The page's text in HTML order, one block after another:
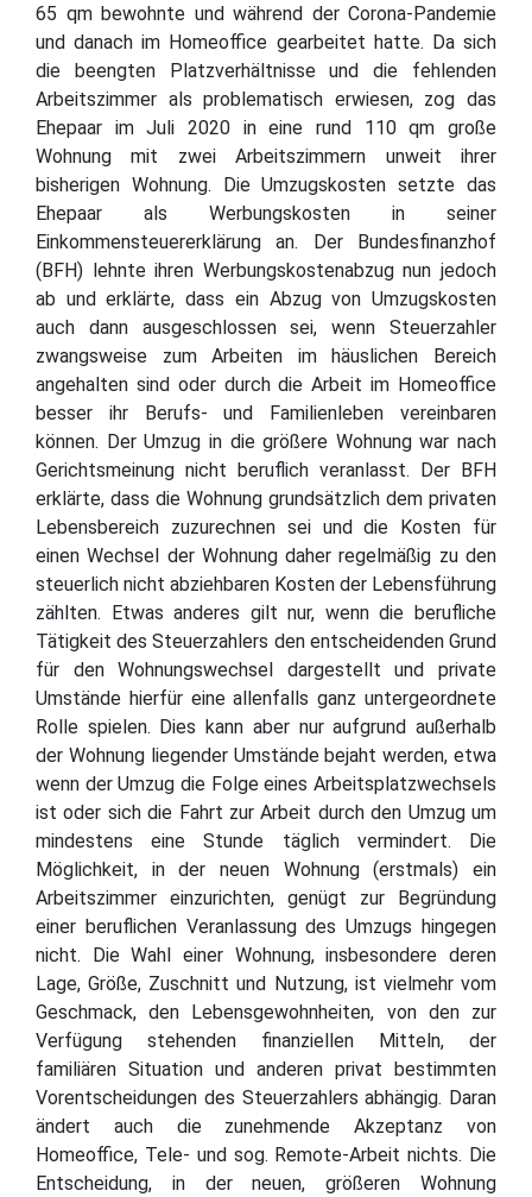
65 qm bewohnte und während der Corona-Pandemie
und danach im Homeoffice gearbeitet hatte. Da sich
die beengten Platzverhältnisse und die fehlenden
Arbeitszimmer als problematisch erwiesen, zog das
Ehepaar im Juli 2020 in eine rund 110 qm große
Wohnung mit zwei Arbeitszimmern unweit ihrer
bisherigen Wohnung. Die Umzugskosten setzte das
Ehepaar als Werbungskosten in seiner
Einkommensteuererklärung an. Der Bundesfinanzhof
(BFH) lehnte ihren Werbungskostenabzug nun jedoch
ab und erklärte, dass ein Abzug von Umzugskosten
auch dann ausgeschlossen sei, wenn Steuerzahler
zwangsweise zum Arbeiten im häuslichen Bereich
angehalten sind oder durch die Arbeit im Homeoffice
besser ihr Berufs- und Familienleben vereinbaren
können. Der Umzug in die größere Wohnung war nach
Gerichtsmeinung nicht beruflich veranlasst. Der BFH
erklärte, dass die Wohnung grundsätzlich dem privaten
Lebensbereich zuzurechnen sei und die Kosten für
einen Wechsel der Wohnung daher regelmäßig zu den
steuerlich nicht abziehbaren Kosten der Lebensführung
zählten. Etwas anderes gilt nur, wenn die berufliche
Tätigkeit des Steuerzahlers den entscheidenden Grund
für den Wohnungswechsel dargestellt und private
Umstände hierfür eine allenfalls ganz untergeordnete
Rolle spielen. Dies kann aber nur aufgrund außerhalb
der Wohnung liegender Umstände bejaht werden, etwa
wenn der Umzug die Folge eines Arbeitsplatzwechsels
ist oder sich die Fahrt zur Arbeit durch den Umzug um
mindestens eine Stunde täglich vermindert. Die
Möglichkeit, in der neuen Wohnung (erstmals) ein
Arbeitszimmer einzurichten, genügt zur Begründung
einer beruflichen Veranlassung des Umzugs hingegen
nicht. Die Wahl einer Wohnung, insbesondere deren
Lage, Größe, Zuschnitt und Nutzung, ist vielmehr vom
Geschmack, den Lebensgewohnheiten, von den zur
Verfügung stehenden finanziellen Mitteln, der
familiären Situation und anderen privat bestimmten
Vorentscheidungen des Steuerzahlers abhängig. Daran
ändert auch die zunehmende Akzeptanz von
Homeoffice, Tele- und sog. Remote-Arbeit nichts. Die
Entscheidung, in der neuen, größeren Wohnung